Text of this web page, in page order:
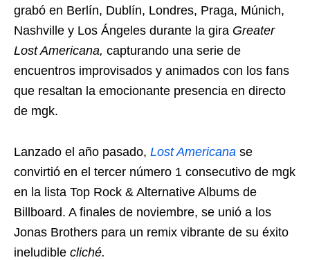
grabó en Berlín, Dublín, Londres, Praga, Múnich,
Nashville y Los Ángeles durante la gira Greater
Lost Americana, capturando una serie de
encuentros improvisados ​​y animados con los fans
que resaltan la emocionante presencia en directo
de mgk.
Lanzado el año pasado, Lost Americana se
convirtió en el tercer número 1 consecutivo de mgk
en la lista Top Rock & Alternative Albums de
Billboard. A finales de noviembre, se unió a los
Jonas Brothers para un remix vibrante de su éxito
ineludible cliché.